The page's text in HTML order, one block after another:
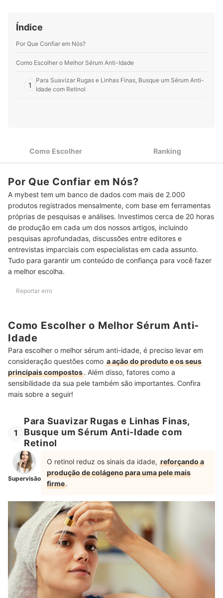
Índice
Por Que Confiar em Nós?
Como Escolher o Melhor Sérum Anti-Idade
1
Para Suavizar Rugas e Linhas Finas, Busque um Sérum Anti-
Idade com Retinol
4
Se sua Pele For Sensível, Escolha Apenas Produtos
Dermatologicamente Testados
Top 10 Melhores Séruns Anti-Idade
Perguntas Frequentes Sobre Sérum Anti-idade
O Sérum Anti-Idade Pode Substituir o Hidratante?
Como Usar o Sérum Anti-Idade com Creme Hidratante?
Qual a Diferença Entre um Sérum Anti-Idade e um Creme
Quem Possui uma Pele Sensível Pode Usar um Sérum Anti-Idade?
Veja Também Outros Produtos Para Cuidar da Pele
Como Escolher Ranking
Por Que Confiar em Nós?
A mybest tem um banco de dados com mais de 2.000
produtos registrados mensalmente, com base em ferramentas
próprias de pesquisas e análises. Investimos cerca de 20 horas
de produção em cada um dos nossos artigos, incluindo
pesquisas aprofundadas, discussões entre editores e
entrevistas imparciais com especialistas em cada assunto.
Tudo para garantir um conteúdo de confiança para você fazer
a melhor escolha.
Reportar erro
Como Escolher o Melhor Sérum Anti-
Idade
Para escolher o melhor sérum anti-idade, é preciso levar em
consideração questões como a ação do produto e os seus
principais compostos. Além disso, fatores como a
sensibilidade da sua pele também são importantes. Confira
mais sobre a seguir!
1
Para Suavizar Rugas e Linhas Finas,
Busque um Sérum Anti-Idade com
Retinol
Supervisão
O retinol reduz os sinais da idade, reforçando a
produção de colágeno para uma pele mais
firme.